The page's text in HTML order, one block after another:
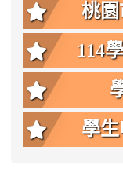
桃園
114
學